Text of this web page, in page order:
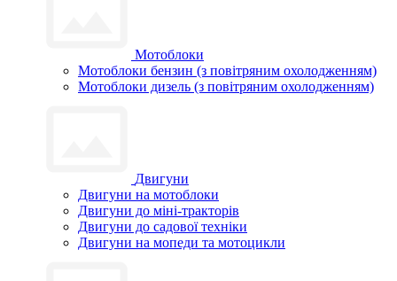
Мотоблоки
Мотоблоки бензин (з повітряним охолодженням)
Мотоблоки дизель (з повітряним охолодженням)
Двигуни
Двигуни на мотоблоки
Двигуни до міні-тракторів
Двигуни до садової техніки
Двигуни на мопеди та мотоцикли